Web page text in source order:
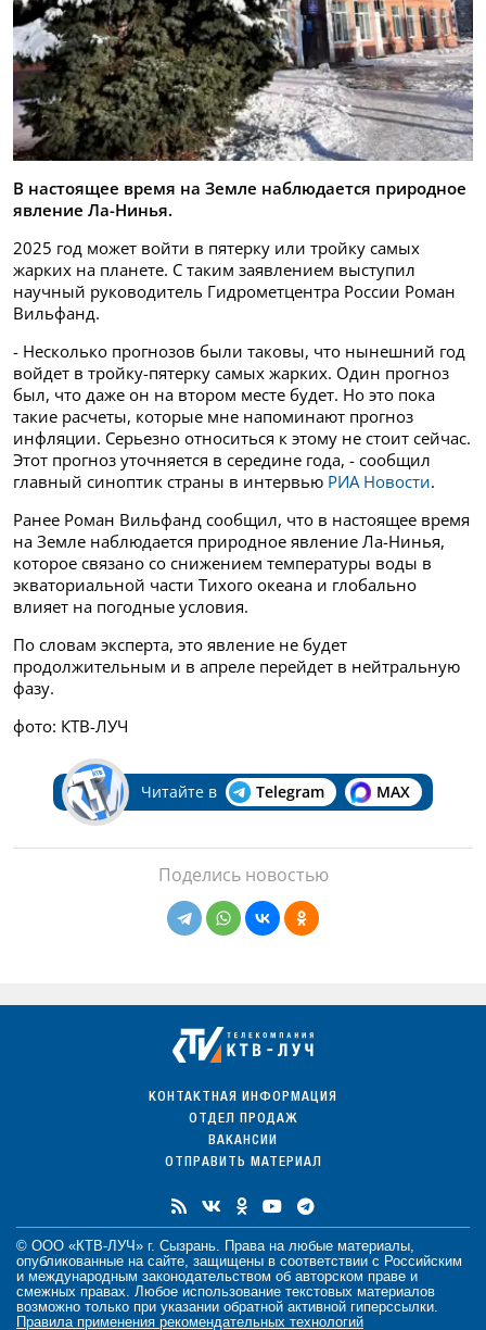
В настоящее время на Земле наблюдается природное
явление Ла-Нинья.
2025 год может войти в пятерку или тройку самых
жарких на планете. С таким заявлением выступил
научный руководитель Гидрометцентра России Роман
Вильфанд.
- Несколько прогнозов были таковы, что нынешний год
войдет в тройку-пятерку самых жарких. Один прогноз
был, что даже он на втором месте будет. Но это пока
такие расчеты, которые мне напоминают прогноз
инфляции. Серьезно относиться к этому не стоит сейчас.
Этот прогноз уточняется в середине года, - сообщил
главный синоптик страны в интервью РИА Новости.
Ранее Роман Вильфанд сообщил, что в настоящее время
на Земле наблюдается природное явление Ла-Нинья,
которое связано со снижением температуры воды в
экваториальной части Тихого океана и глобально
влияет на погодные условия.
По словам эксперта, это явление не будет
продолжительным и в апреле перейдет в нейтральную
фазу.
фото: КТВ-ЛУЧ
Читайте в Telegram MAX
Поделись новостью
КОНТАКТНАЯ ИНФОРМАЦИЯ
ОТДЕЛ ПРОДАЖ
ВАКАНСИИ
ОТПРАВИТЬ МАТЕРИАЛ
© ООО «КТВ-ЛУЧ» г. Сызрань. Права на любые материалы
опубликованные на сайте, защищены в соответствии с Российским
и международным законодательством об авторском праве и
смежных правах. Любое использование текстовых материалов
возможно только при указании обратной активной гиперссылки.
Правила применения рекомендательных технологий